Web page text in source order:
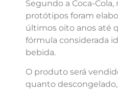
Segundo a Coca-Cola,
protótipos foram
últimos oito anos até
fórmula considerada
bebida.
O produto será
quanto descongelado,